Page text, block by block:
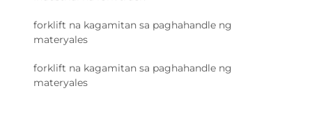
forklift na kagamitan sa paghahandle ng
materyales
forklift na kagamitan sa paghahandle ng
materyales